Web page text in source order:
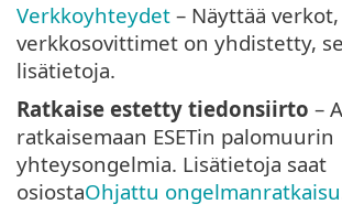
Verkkoyhteydet – Näyttää
verkkosovittimet on yhdistetty,
lisätietoja.
Ratkaise estetty tiedonsiirto –
ratkaisemaan ESETin palomuurin
yhteysongelmia. Lisätietoja saat
osiostaOhjattu ongelmanratkaisu